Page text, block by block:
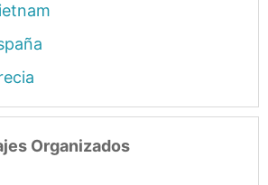
Organizados